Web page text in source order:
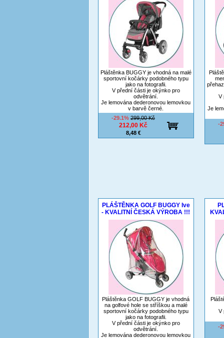
Pláštěnka BUGGY je vhodná na malé
sportovní kočárky podobného typu
jako na fotografii.
V přední části je okýnko pro
odvětrání.
Je lemována dederonovou lemovkou
v barvě černé.
-29.1% 299,00 Kč
212,00 Kč
8,48 €
V
Je
-
PLÁŠTĚNKA GOLF BUGGY Ive
- KVALITNÍ ČESKÁ VÝROBA !!!
Pláštěnka GOLF BUGGY je vhodná
na golfové hole se stříškou a malé
sportovní kočárky podobného typu
jako na fotografii.
V přední části je okýnko pro
odvětrání.
Je lemována dederonovou lemovkou
V
-